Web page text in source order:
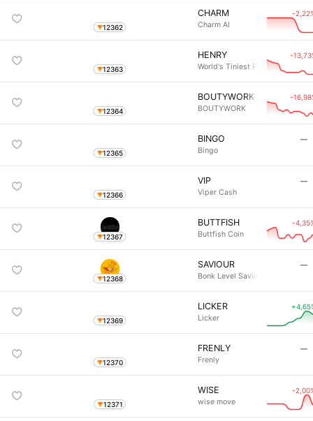
12362
CHARM
Charm AI
-
12363
HENRY
World's Tiniest Penguin
-
12364
BOUTYWORK
BOUTYWORK
-
12365
BINGO
Bingo
―
12366
VIP
Viper Cash
―
12367
BUTTFISH
Buttfish Coin
-
12368
SAVIOUR
Bonk Level Saviour
―
12369
LICKER
Licker
12370
FRENLY
Frenly
―
12371
WISE
wise move
-